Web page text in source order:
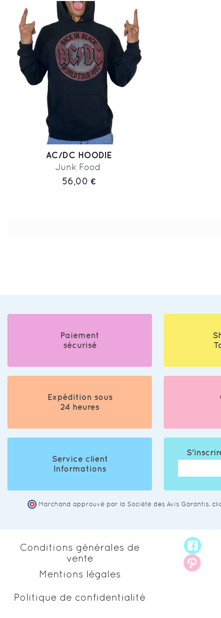
AC/DC HOODIE
Junk Food
56,00 €
Paiement
sécurisé
Expédition sous
24 heures
Service client
Informations
Marchand approuvé par la Société des Avis Garantis,
Conditions générales de
vente
Mentions légales
Politique de confidentialité